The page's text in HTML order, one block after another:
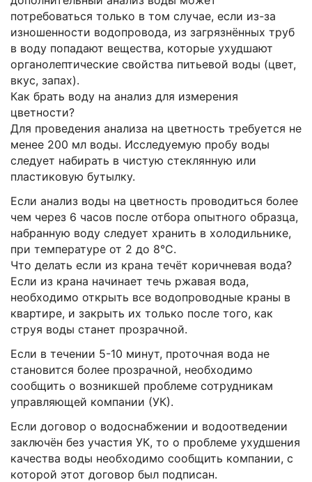
потребоваться только в том случае, если из-за
изношенности водопровода, из загрязнённых труб
в воду попадают вещества, которые ухудшают
органолептические свойства питьевой воды (цвет,
вкус, запах).
Как брать воду на анализ для измерения
цветности?
Для проведения анализа на цветность требуется не
менее 200 мл воды. Исследуемую пробу воды
следует набирать в чистую стеклянную или
пластиковую бутылку.
Если анализ воды на цветность проводиться более
чем через 6 часов после отбора опытного образца,
набранную воду следует хранить в холодильнике,
при температуре от 2 до 8°С.
Что делать если из крана течёт коричневая вода?
Если из крана начинает течь ржавая вода,
необходимо открыть все водопроводные краны в
квартире, и закрыть их только после того, как
струя воды станет прозрачной.
Если в течении 5-10 минут, проточная вода не
становится более прозрачной, необходимо
сообщить о возникшей проблеме сотрудникам
управляющей компании (УК).
Если договор о водоснабжении и водоотведении
заключён без участия УК, то о проблеме ухудшения
качества воды необходимо сообщить компании, с
которой этот договор был подписан.